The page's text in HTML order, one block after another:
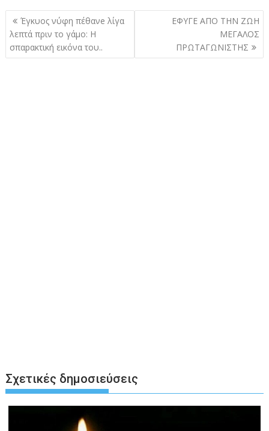
Πλοήγηση
άρθρων
Έγκυος νύφη πέθανe λίγα
λεπτά πριν το γάμο: Η
σπαpακτική εικόνα του..
ΕΦΥΓΕ ΑΠΟ ΤΗΝ ΖΩΗ
ΜΕΓΑΛΟΣ
ΠΡΩΤΑΓΩΝΙΣΤΗΣ
Σχετικές δημοσιεύσεις